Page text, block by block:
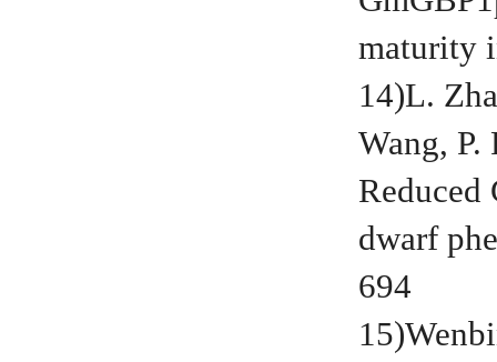
maturity
14)L.
Wang,
Reduced
dwarf
694